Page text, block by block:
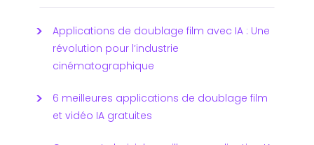
Applications de doublage film avec IA : Une
révolution pour l’industrie
cinématographique
6 meilleures applications de doublage film
et vidéo IA gratuites